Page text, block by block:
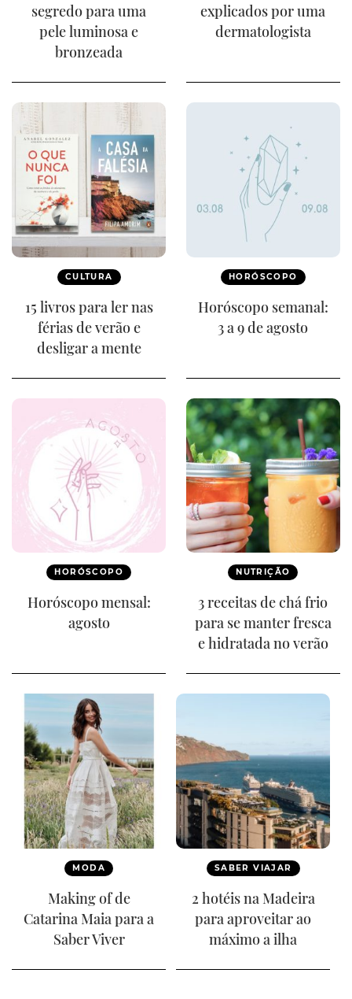
segredo para uma
pele luminosa e
bronzeada
explicados por uma
dermatologista
CULTURA
15 livros para ler nas
férias de verão e
desligar a mente
HORÓSCOPO
Horóscopo semanal:
3 a 9 de agosto
HORÓSCOPO
Horóscopo mensal:
agosto
NUTRIÇÃO
3 receitas de chá frio
para se manter fresca
e hidratada no verão
MODA
Making of de
Catarina Maia para a
Saber Viver
SABER VIAJAR
2 hotéis na Madeira
para aproveitar ao
máximo a ilha